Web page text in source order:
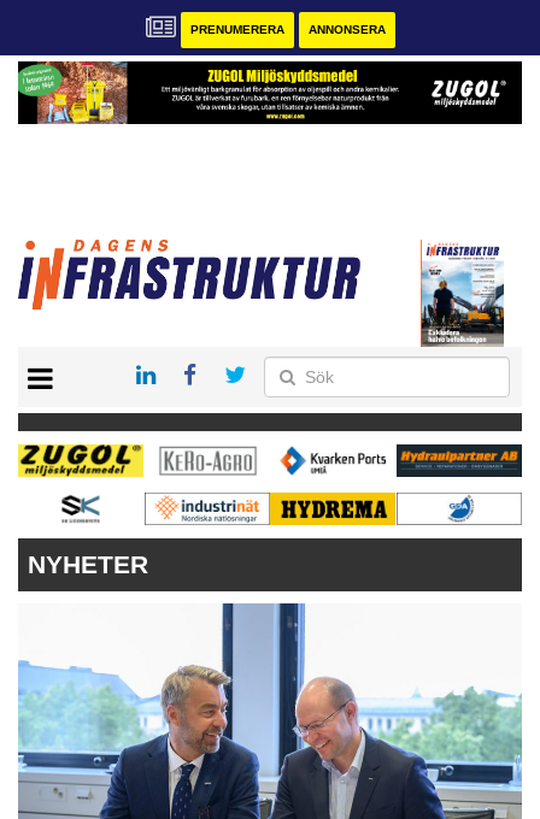
PRENUMERERA ANNONSERA
KONTAKT
VÅRA ANDRA MAGASIN
PRENUMERERA
ANNONSERA
NYHETER